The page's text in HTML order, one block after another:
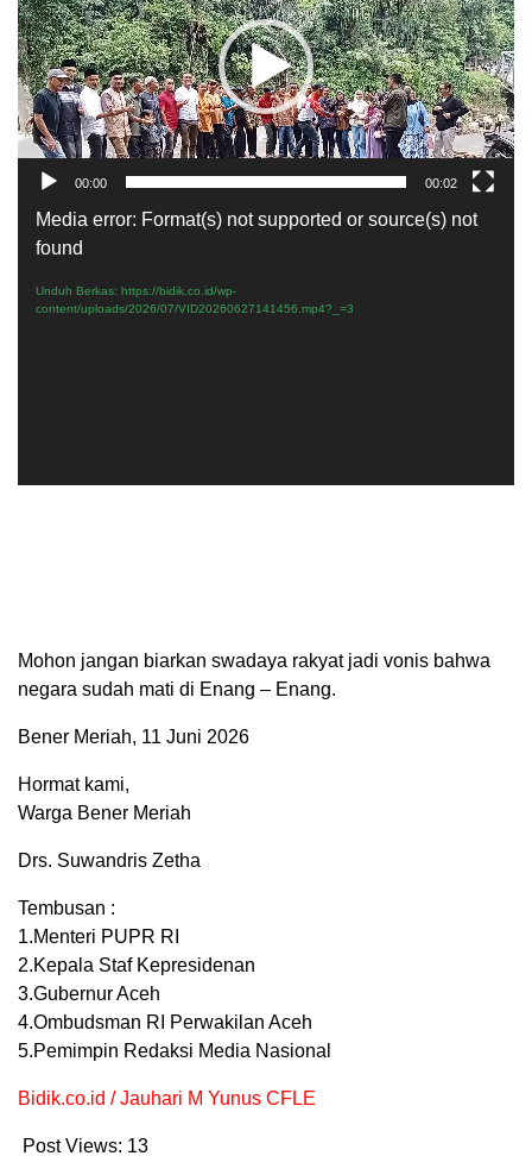
00:00 00:02
Pemutar
Video
Media error: Format(s) not supported or source(s) not
found
Unduh Berkas: https://bidik.co.id/wp-
content/uploads/2026/07/VID20260627141456.mp4?_=3
Mohon jangan biarkan swadaya rakyat jadi vonis bahwa
negara sudah mati di Enang – Enang.
Bener Meriah, 11 Juni 2026
Hormat kami,
Warga Bener Meriah
Drs. Suwandris Zetha
Tembusan :
1.Menteri PUPR RI
2.Kepala Staf Kepresidenan
3.Gubernur Aceh
4.Ombudsman RI Perwakilan Aceh
5.Pemimpin Redaksi Media Nasional
Bidik.co.id / Jauhari M Yunus CFLE
Post Views: 13